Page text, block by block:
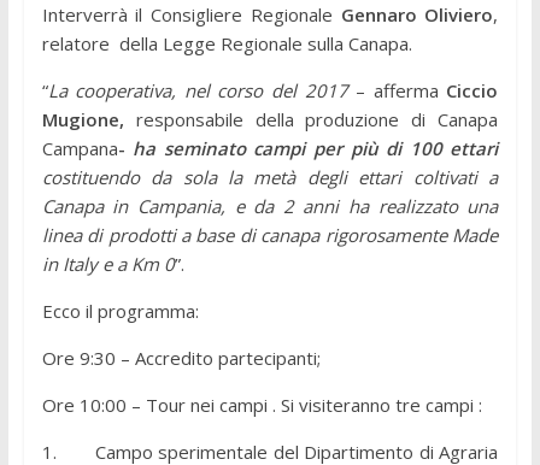
Interverrà il Consigliere Regionale Gennaro Oliviero,
relatore della Legge Regionale sulla Canapa.
“La cooperativa, nel corso del 2017– afferma Ciccio
Mugione, responsabile della produzione di Canapa
Campana- ha seminato campi per più di 100 ettari
costituendo da sola la metà degli ettari coltivati a
Canapa in Campania, e da 2 anni ha realizzato una
linea di prodotti a base di canapa rigorosamente Made
in Italy e a Km 0”.
Ecco il programma:
Ore 9:30 – Accredito partecipanti;
Ore 10:00 – Tour nei campi . Si visiteranno tre campi :
1. Campo sperimentale del Dipartimento di Agraria